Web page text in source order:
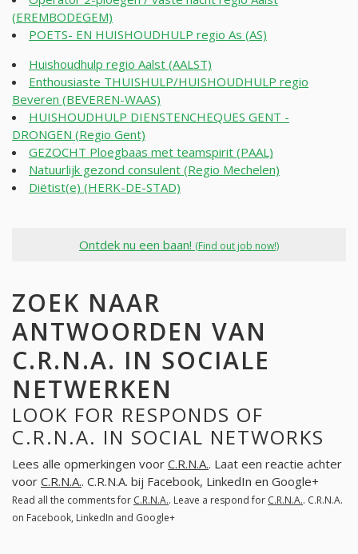
(EREMBODEGEM)
POETS- EN HUISHOUDHULP regio As (AS)
Huishoudhulp regio Aalst (AALST)
Enthousiaste THUISHULP/HUISHOUDHULP regio
Beveren (BEVEREN-WAAS)
HUISHOUDHULP DIENSTENCHEQUES GENT -
DRONGEN (Regio Gent)
GEZOCHT Ploegbaas met teamspirit (PAAL)
Natuurlijk gezond consulent (Regio Mechelen)
Diëtist(e) (HERK-DE-STAD)
Ontdek nu een baan! (Find out job now!)
ZOEK NAAR
ANTWOORDEN VAN
C.R.N.A. IN SOCIALE
NETWERKEN
LOOK FOR RESPONDS OF
C.R.N.A. IN SOCIAL NETWORKS
Lees alle opmerkingen voor C.R.N.A.. Laat een reactie achter
voor C.R.N.A.. C.R.N.A. bij Facebook, LinkedIn en Google+
Read all the comments for C.R.N.A.. Leave a respond for C.R.N.A.. C.R.N.A.
on Facebook, LinkedIn and Google+